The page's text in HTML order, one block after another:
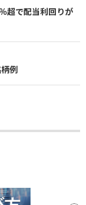
超で配当利回りが
例